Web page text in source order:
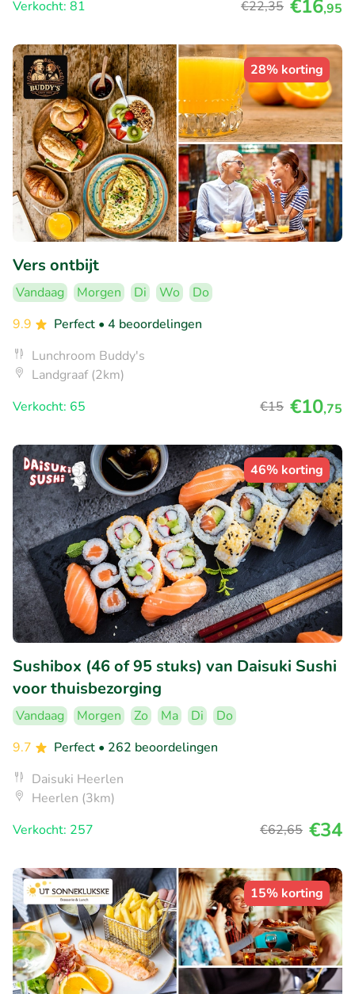
Verkocht: 81 €22,35 €16,95
28% korting
Vers ontbijt
Vandaag Morgen Di Wo
Do
9.9
Perfect • 4 beoordelingen
Lunchroom Buddy's
Landgraaf (2km)
Verkocht: 65
€15 €10,75
46% korting
Sushibox (46 of 95 stuks) van Daisuki Sushi
voor thuisbezorging
Vandaag Morgen Zo Ma Di
Do
9.7
Perfect • 262 beoordelingen
Daisuki Heerlen
Heerlen (3km)
Verkocht: 257
€62,65 €34
15% korting